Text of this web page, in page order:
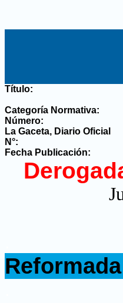
Título:
Categoría Normativa:
Número:
La Gaceta, Diario Oficial
N°:
Fecha Publicación: